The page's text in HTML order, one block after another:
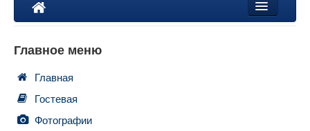
Правила
Главное меню
Главная
Гостевая
Фотографии